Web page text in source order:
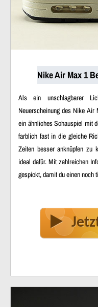
Nike Air Max 1
Als ein unschlagbarer
Neuerscheinung des Nike
ein ähnliches Schauspiel mit
farblich fast in die gleiche
Zeiten besser anknüpfen zu
ideal dafür. Mit zahlreichen
gespickt, damit du einen noch